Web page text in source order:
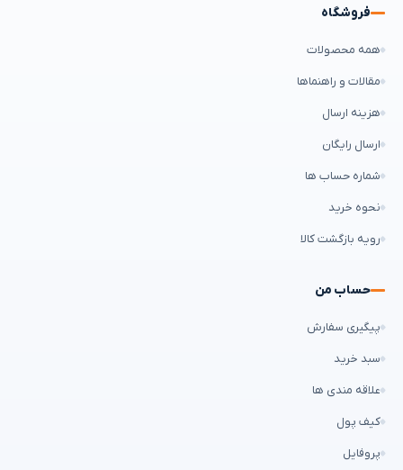
فروشگاه
همه محصولات
مقالات و راهنماها
هزینه ارسال
ارسال رایگان
شماره حساب ها
نحوه خرید
رویه بازگشت کالا
حساب من
پیگیری سفارش
سبد خرید
علاقه مندی ها
کیف پول
پروفایل